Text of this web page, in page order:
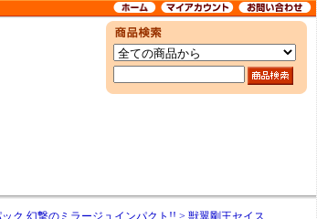
ク 幻撃のミラージュインパクト!! > 獣翼剛王セイス